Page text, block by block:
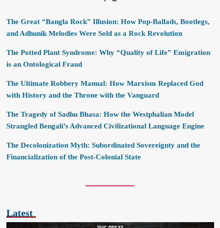
The Great “Bangla Rock” Illusion: How Pop-Ballads, Bootlegs,
and Adhunik Melodies Were Sold as a Rock Revolution
The Potted Plant Syndrome: Why “Quality of Life” Emigration
is an Ontological Fraud
The Ultimate Robbery Manual: How Marxism Replaced God
with History and the Throne with the Vanguard
The Tragedy of Sadhu Bhasa: How the Westphalian Model
Strangled Bengali’s Advanced Civilizational Language Engine
The Decolonization Myth: Subordinated Sovereignty and the
Financialization of the Post-Colonial State
Latest